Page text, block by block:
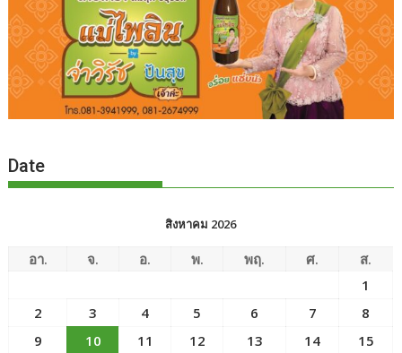
Date
สิงหาคม 2026
อา. จ. อ. พ. พฤ. ศ.
ส.
1
2
3 4 5 6 7
8
9
10 11 12 13 14
15